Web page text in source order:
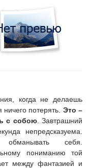
когда не делаешь
потерять. Это –
с собою. Завтрашний
непредсказуема.
себя.
пониманию той
между фантазией и